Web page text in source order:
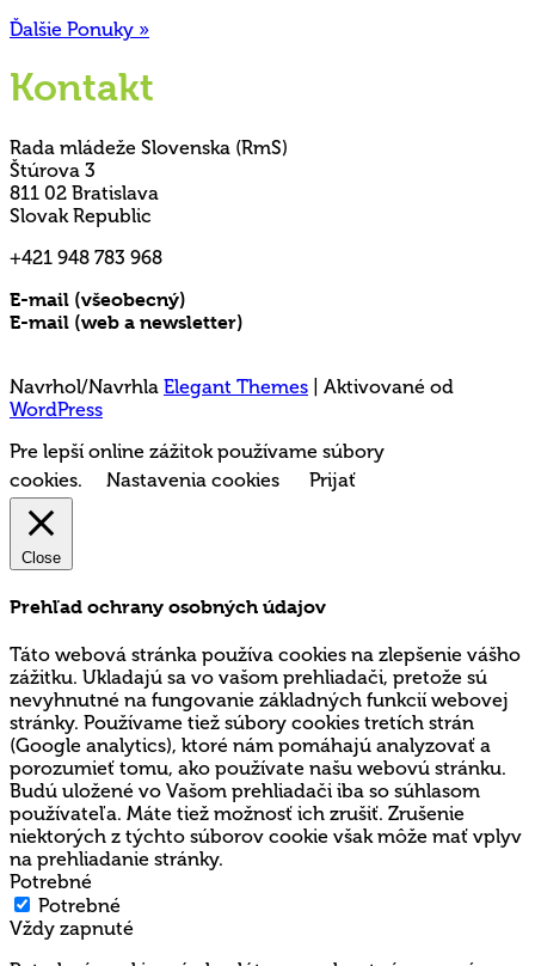
Ďalšie Ponuky »
Kontakt
Rada mládeže Slovenska (RmS)
Štúrova 3
811 02 Bratislava
Slovak Republic
+421 948 783 968
E-mail (všeobecný)
E-mail (web a newsletter)
Navrhol/Navrhla Elegant Themes | Aktivované od
WordPress
Pre lepší online zážitok používame súbory
cookies.
Nastavenia cookies Prijať
Close
Prehľad ochrany osobných údajov
Táto webová stránka používa cookies na zlepšenie vášho
zážitku. Ukladajú sa vo vašom prehliadači, pretože sú
nevyhnutné na fungovanie základných funkcií webovej
stránky. Používame tiež súbory cookies tretích strán
(Google analytics), ktoré nám pomáhajú analyzovať a
porozumieť tomu, ako používate našu webovú stránku.
Budú uložené vo Vašom prehliadači iba so súhlasom
používateľa. Máte tiež možnosť ich zrušiť. Zrušenie
niektorých z týchto súborov cookie však môže mať vplyv
na prehliadanie stránky.
Potrebné
Potrebné
Vždy zapnuté